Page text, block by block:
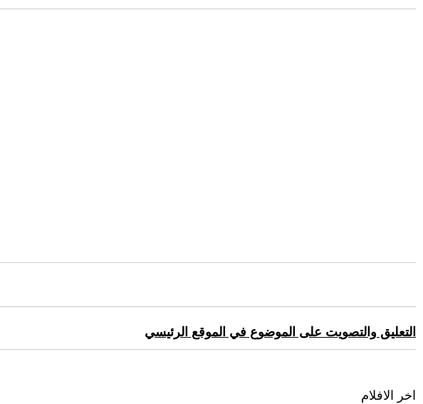
التعليق والتصويت على الموضوع في الموقع الرئيسي
اخر الافلام